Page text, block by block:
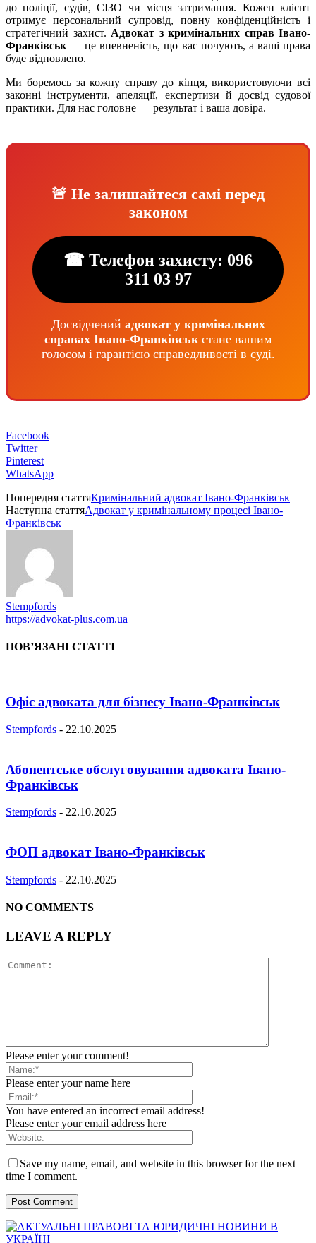
до поліції, судів, СІЗО чи місця затримання. Кожен клієнт
отримує персональний супровід, повну конфіденційність і
стратегічний захист. Адвокат з кримінальних справ Івано-
Франківськ — це впевненість, що вас почують, а ваші права
буде відновлено.
Ми боремось за кожну справу до кінця, використовуючи всі
законні інструменти, апеляції, експертизи й досвід судової
практики. Для нас головне — результат і ваша довіра.
🚨 Не залишайтеся самі перед
законом
☎ Телефон захисту: 096
311 03 97
Досвідчений адвокат у кримінальних
справах Івано-Франківськ стане вашим
голосом і гарантією справедливості в суді.
Facebook
Twitter
Pinterest
WhatsApp
Попередня статтяКримінальний адвокат Івано-Франківськ
Наступна статтяАдвокат у кримінальному процесі Івано-
Франківськ
Stempfords
https://advokat-plus.com.ua
ПОВ’ЯЗАНІ СТАТТІ
Офіс адвоката для бізнесу Івано-Франківськ
Stempfords - 22.10.2025
Абонентське обслуговування адвоката Івано-
Франківськ
Stempfords - 22.10.2025
ФОП адвокат Івано-Франківськ
Stempfords - 22.10.2025
NO COMMENTS
LEAVE A REPLY
Please enter your comment!
Please enter your name here
You have entered an incorrect email address!
Please enter your email address here
Save my name, email, and website in this browser for the next
time I comment.